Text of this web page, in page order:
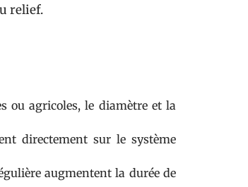
relief.
ou agricoles, le diamètre et la
directement sur le système
augmentent la durée de